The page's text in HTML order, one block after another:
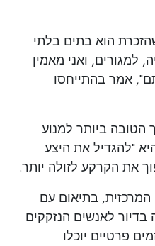
הוא בתים בלתי
למגורים, ואני מאמין
אמר בהתייחסו
הטובה ביותר למנוע
"להגדיל את היצע
את הקרקע לזולה יותר.
בתיאום עם
לאנשים הנזקקים
פרטיים יוכלו